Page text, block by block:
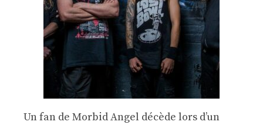
Un fan de Morbid Angel décède lors d’un